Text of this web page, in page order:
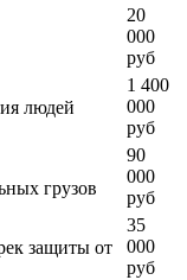
20
000
руб
людей
1 400
000
руб
грузов
90
000
руб
защиты от
35
000
руб